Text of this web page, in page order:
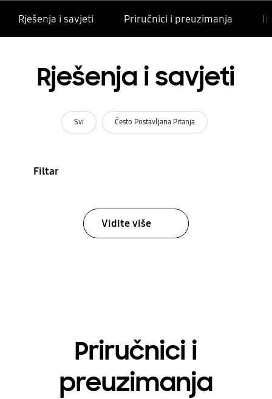
Rješenja i savjeti Priručnici i preuzimanja
Rješenja i savjeti
Svi Često Postavljana Pitanja
Filtar
Vidite više
Priručnici i
preuzimanja